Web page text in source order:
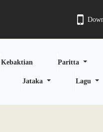
Kebaktian Paritta
Jataka Lagu